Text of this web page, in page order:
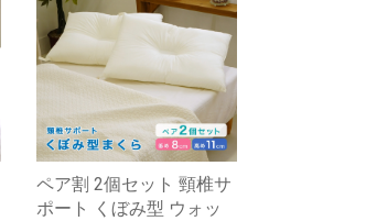
ペア割 2個セット 頸椎サ
ポート くぼみ型 ウォッ